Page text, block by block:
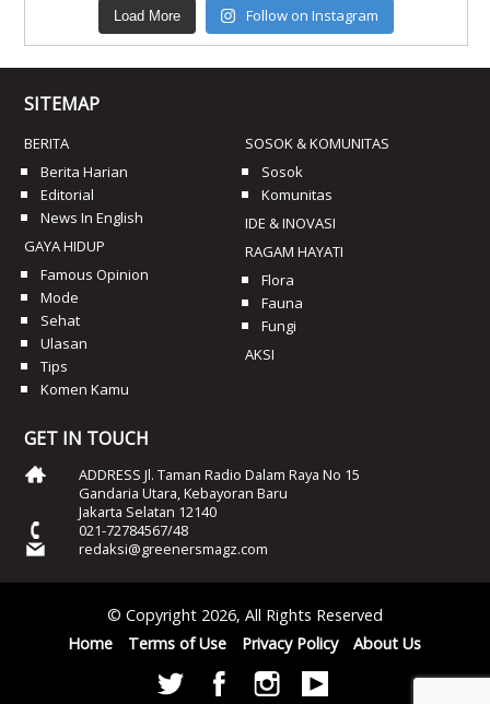
Load More Follow on Instagram
SITEMAP
BERITA
Berita Harian
Editorial
News In English
GAYA HIDUP
Famous Opinion
Mode
Sehat
Ulasan
Tips
Komen Kamu
SOSOK & KOMUNITAS
Sosok
Komunitas
IDE & INOVASI
RAGAM HAYATI
Flora
Fauna
Fungi
AKSI
GET IN TOUCH
ADDRESS Jl. Taman Radio Dalam Raya No 15
Gandaria Utara, Kebayoran Baru
Jakarta Selatan 12140
021-72784567/48
redaksi@greenersmagz.com
© Copyright 2026, All Rights Reserved
Home
Terms of Use Privacy Policy About Us